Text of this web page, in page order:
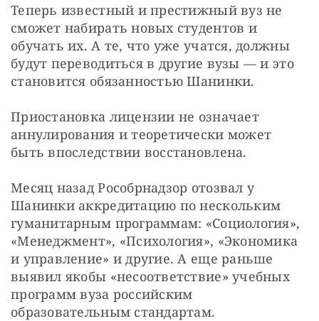
Теперь известный и престижный вуз не
сможет набирать новых студентов и
обучать их. А те, что уже учатся, должны
будут переводиться в другие вузы — и это
становится обязанностью Шанинки.
Приостановка лицензии не означает
аннулирования и теоретически может
быть впоследствии восстановлена.
Месяц назад Рособрнадзор отозвал у
Шанинки аккредитацию по нескольким
гуманитарным программам: «Социология»,
«Менеджмент», «Психология», «Экономика
и управление» и другие. А еще раньше
выявил якобы «несоответствие» учебных
программ вуза российским
образовательным стандартам.